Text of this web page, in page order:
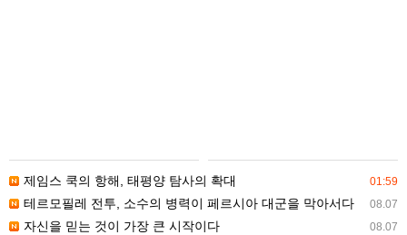
01:59
제임스 쿡의 항해, 태평양 탐사의 확대
08.07
테르모필레 전투, 소수의 병력이 페르시아 대군을 막아서다
08.07
자신을 믿는 것이 가장 큰 시작이다